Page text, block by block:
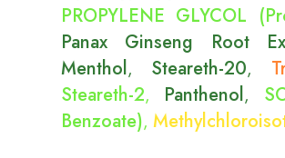
PROPYLENE GLYCOL
Panax Ginseng Root
Menthol, Steareth-20,
Steareth-2, Panthenol,
Benzoate),